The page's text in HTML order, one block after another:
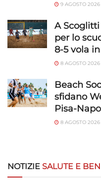
9 AGOSTO 2026
A
per lo
8-5 vola
8 AGOSTO 2026
Beach
sfidano
Pisa-
8 AGOSTO 2026
NOTIZIE SALUTE E